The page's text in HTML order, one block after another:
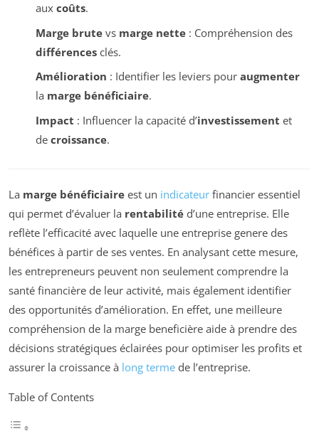
aux coûts.
Marge brutevs marge nette: Compréhension des
différencesclés.
Amélioration : Identifier les leviers pour augmenter
la marge bénéficiaire.
Impact : Influencer la capacité d’investissement et
de croissance.
La marge bénéficiaire est un indicateur financier essentiel
qui permet d’évaluer la rentabilité d’une entreprise. Elle
reflète l’efficacité avec laquelle une entreprise genere des
bénéfices à partir de ses ventes. En analysant cette mesure,
les entrepreneurs peuvent non seulement comprendre la
santé financière de leur activité, mais également identifier
des opportunités d’amélioration. En effet, une meilleure
compréhension de la marge beneficière aide à prendre des
décisions stratégiques éclairées pour optimiser les profits et
assurer la croissance à long terme de l’entreprise.
Table of Contents